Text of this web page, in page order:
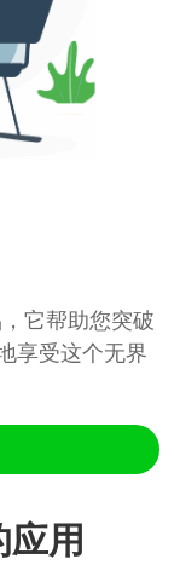
它帮助您突破
享受这个无界
用